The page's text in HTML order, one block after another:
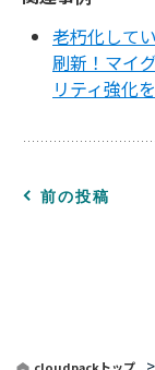
老朽化して
刷新！マイ
リティ強化
前の投稿